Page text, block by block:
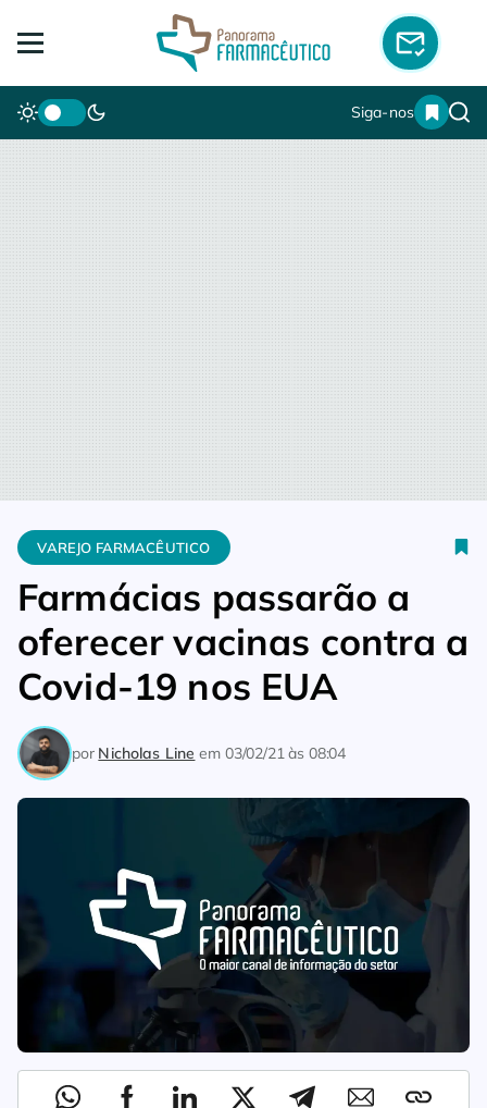
Siga-nos
Home Varejo Farmacêutico Farmácias passarão a oferecer
VAREJO FARMACÊUTICO
Farmácias passarão a
oferecer vacinas contra a
Covid-19 nos EUA
por Nicholas Line em 03/02/21 às 08:04